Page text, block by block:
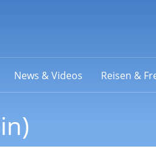
News & Videos Reisen &